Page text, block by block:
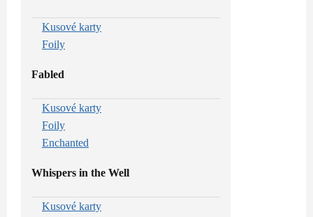
Kusové karty
Foily
Fabled
Kusové karty
Foily
Enchanted
Whispers in the Well
Kusové karty